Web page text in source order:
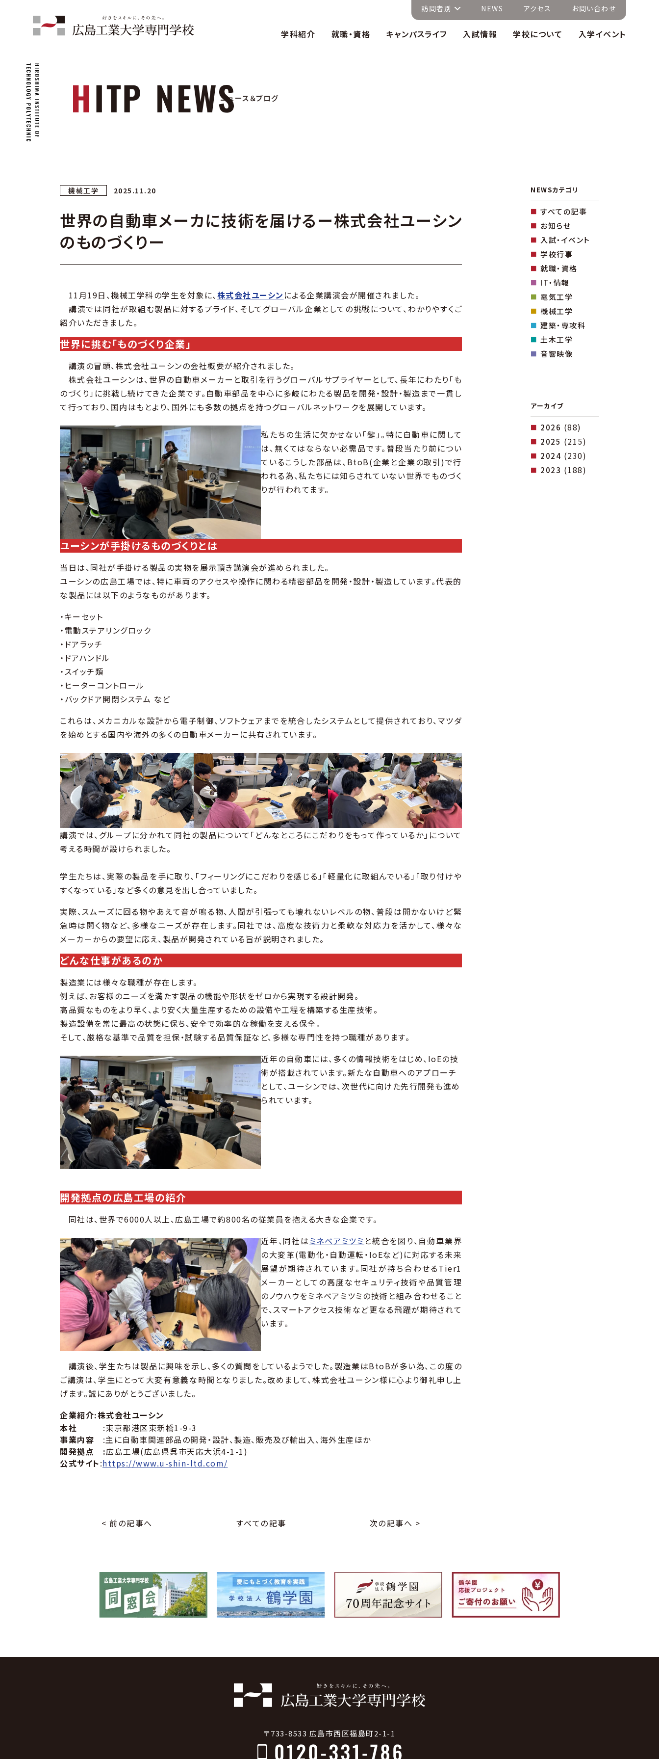
訪問者別 NEWS アクセス お問い合わせ
学科紹介 就職・資格 キャンパスライフ 入試情報 学校について 入学イベント
ニュース＆ブログ
機械工学 2025.11.20
世界の自動車メーカに技術を届けるー株式会社ユーシン
のものづくりー
11月19日、機械工学科の学生を対象に、株式会社ユーシン による企業講演会が開催されました。
講演では同社が取組む製品に対するプライド、そしてグローバル企業としての挑戦について、わかりやすくご
紹介いただきました。
世界に挑む「ものづくり企業」
講演の冒頭、株式会社ユーシンの会社概要が紹介されました。
株式会社ユーシンは、世界の自動車メーカーと取引を行うグローバルサプライヤーとして、長年にわたり「も
のづくり」に挑戦し続けてきた企業です。自動車部品を中心に多岐にわたる製品を開発・設計・製造まで一貫し
て行っており、国内はもとより、国外にも多数の拠点を持つグローバルネットワークを展開しています。
私たちの生活に欠かせない「鍵」。特に自動車に関して
は、無くてはならない必需品です。普段当たり前につい
ているこうした部品は、BtoB(企業と企業の取引)で行
われる為、私たちには知らされていない世界でものづく
りが行われてます。
ユーシンが手掛けるものづくりとは
当日は、同社が手掛ける製品の実物を展示頂き講演会が進められました。
ユーシンの広島工場では、特に車両のアクセスや操作に関わる精密部品を開発・設計・製造しています。代表的
な製品には以下のようなものがあります。
・キーセット
・電動ステアリングロック
・ドアラッチ
・ドアハンドル
・スイッチ類
・ヒーターコントロール
・バックドア開閉システム など
これらは、メカニカルな設計から電子制御、ソフトウェアまでを統合したシステムとして提供されており、マツダ
を始めとする国内や海外の多くの自動車メーカーに共有されています。
講演では、グループに分かれて同社の製品について「どんなところにこだわりをもって作っているか」について
考える時間が設けられました。
学生たちは、実際の製品を手に取り、「フィーリングにこだわりを感じる」「軽量化に取組んでいる」「取り付けや
すくなっている」など多くの意見を出し合っていました。
実際、スムーズに回る物やあえて音が鳴る物、人間が引張っても壊れないレベルの物、普段は開かないけど緊
急時は開く物など、多様なニーズが存在します。同社では、高度な技術力と柔軟な対応力を活かして、様々な
メーカーからの要望に応え、製品が開発されている旨が説明されました。
どんな仕事があるのか
製造業には様々な職種が存在します。
例えば、お客様のニーズを満たす製品の機能や形状をゼロから実現する設計開発。
高品質なものをより早く、より安く大量生産するための設備や工程を構築する生産技術。
製造設備を常に最高の状態に保ち、安全で効率的な稼働を支える保全。
そして、厳格な基準で品質を担保・試験する品質保証など、多様な専門性を持つ職種があります。
近年の自動車には、多くの情報技術をはじめ、IoEの技
術が搭載されています。新たな自動車へのアプローチ
として、ユーシンでは、次世代に向けた先行開発も進め
られています。
開発拠点の広島工場の紹介
同社は、世界で6000人以上、広島工場で約800名の従業員を抱える大きな企業です。
近年、同社はミネベアミツミ と統合を図り、自動車業界
の大変革(電動化・自動運転・IoEなど)に対応する未来
展望が期待されています。同社が持ち合わせるTier1
メーカーとしての高度なセキュリティ技術や品質管理
のノウハウをミネベアミツミの技術と組み合わせること
で、スマートアクセス技術など更なる飛躍が期待されて
います。
講演後、学生たちは製品に興味を示し、多くの質問をしているようでした。製造業はBtoBが多い為、この度の
ご講演は、学生にとって大変有意義な時間となりました。改めまして、株式会社ユーシン様に心より御礼申し上
げます。誠にありがとうございました。
企業紹介:株式会社ユーシン
本社
:東京都港区東新橋1-9-3
事業内容 :主に自動車関連部品の開発・設計、製造、販売及び輸出入、海外生産ほか
開発拠点 :広島工場(広島県呉市天応大浜4-1-1)
公式サイト:https://www.u-shin-ltd.com/
< 前の記事へ すべての記事 次の記事へ >
NEWSカテゴリ
すべての記事
お知らせ
入試・イベント
学校行事
就職・資格
IT・情報
電気工学
機械工学
建築・専攻科
土木工学
音響映像
アーカイブ
2026 (88)
2025 (215)
2024 (230)
2023 (188)
〒733-8533 広島市西区福島町2-1-1